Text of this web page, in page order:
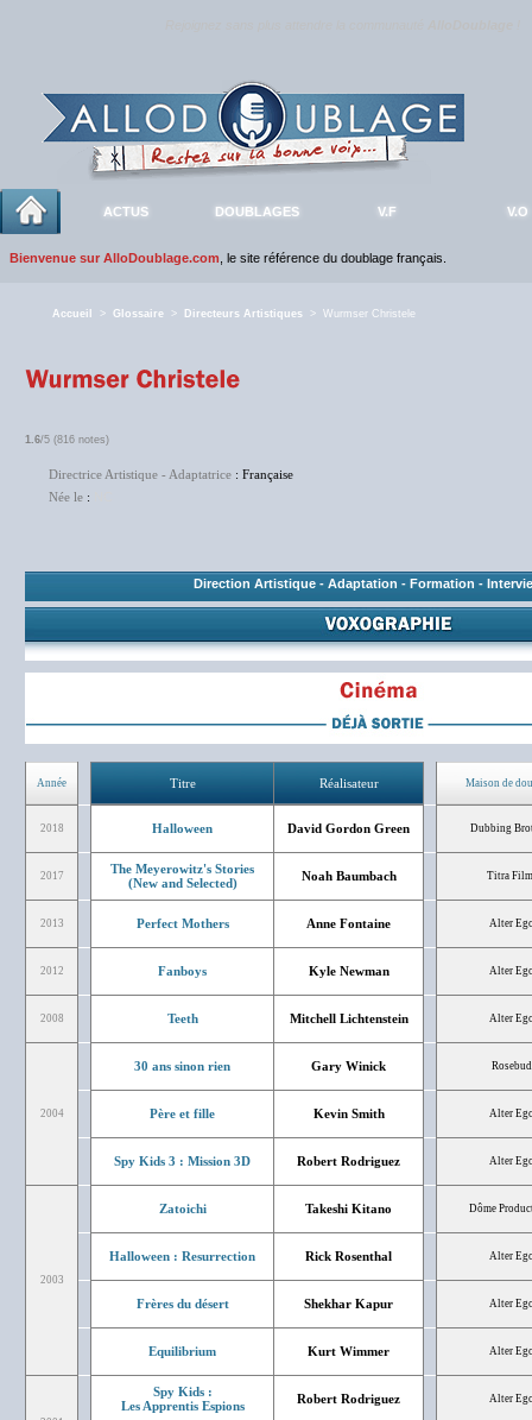
ACTUS DOUBLAGES V.F V.O
Bienvenue sur AlloDoublage.com , le site référence du doublage français.
Accueil > Glossaire > Directeurs Artistiques > Wurmser Christele
1.6/5 (816 notes)
Directrice Artistique - Adaptatrice : Française
Née le :
Direction Artistique- Adaptation - Formation -
Année Titre Réalisateur Maison de
2018 Halloween David Gordon Green Dubbing
2017
The Meyerowitz's Stories
(New and Selected)
Noah Baumbach Titra
2013 Perfect Mothers Anne Fontaine Alter
2012 Fanboys Kyle Newman Alter
2008 Teeth Mitchell Lichtenstein Alter
2004
30 ans sinon rien Gary Winick Rosebud
Père et fille Kevin Smith Alter
Spy Kids 3 : Mission 3D Robert Rodriguez Alter
2003
Zatoichi Takeshi Kitano Dôme
Halloween : Resurrection Rick Rosenthal Alter
Frères du désert Shekhar Kapur Alter
Equilibrium Kurt Wimmer Alter
Spy Kids :
Les Apprentis Espions
Robert Rodriguez Alter